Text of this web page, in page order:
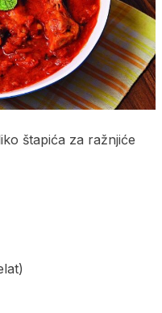
štapića za ražnjiće